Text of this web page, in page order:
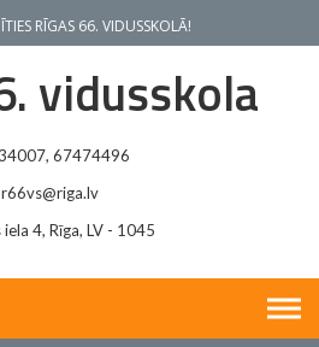
RĪGAS 66. VIDUSSKOLĀ!
vidusskola
67474496
r66vs@riga.lv
4, Rīga, LV - 1045